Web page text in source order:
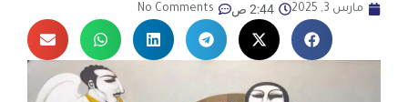
مارس 3, 2025 2:44 ص No Comments